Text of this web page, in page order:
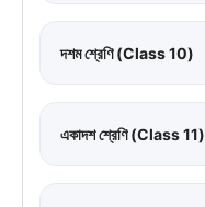
দশম শ্রেণি (Class 10)
একাদশ শ্রেণি (Class 11)